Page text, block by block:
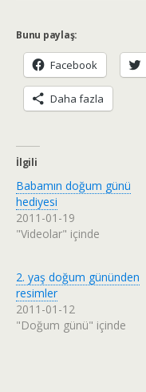
Bunu paylaş:
Facebook
Daha fazla
İlgili
Babamın doğum günü
hediyesi
2011-01-19
"Videolar" içinde
2. yaş doğum gününden
resimler
2011-01-12
"Doğum günü" içinde